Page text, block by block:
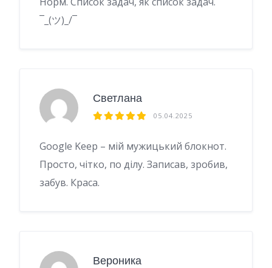
¯_(ツ)_/¯
Светлана
05.04.2025
Google Keep – мій мужицький блокнот.
Просто, чітко, по ділу. Записав, зробив,
забув. Краса.
Вероника